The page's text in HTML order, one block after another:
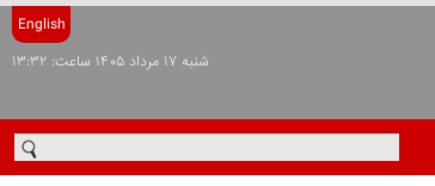
English
شنبه ۱۷ مرداد ۱۴۰۵ ساعت: ۱۳:۳۲